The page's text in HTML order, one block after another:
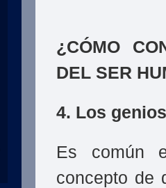
¿CÓMO
DEL SER
4. Los
Es común
concepto de